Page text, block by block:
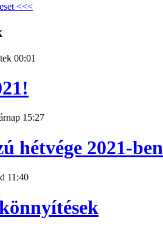
<<<
00:01
15:27
hétvége 2021-ben
11:40